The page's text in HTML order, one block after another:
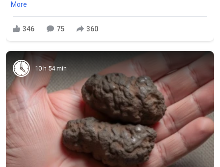
More
346 75 360
10 h 54 min